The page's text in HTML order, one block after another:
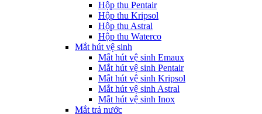
Hộp thu Pentair
Hộp thu Kripsol
Hộp thu Astral
Hộp thu Waterco
Mắt hút vệ sinh
Mắt hút vệ sinh Emaux
Mắt hút vệ sinh Pentair
Mắt hút vệ sinh Kripsol
Mắt hút vệ sinh Astral
Mắt hút vệ sinh Inox
Mắt trả nước